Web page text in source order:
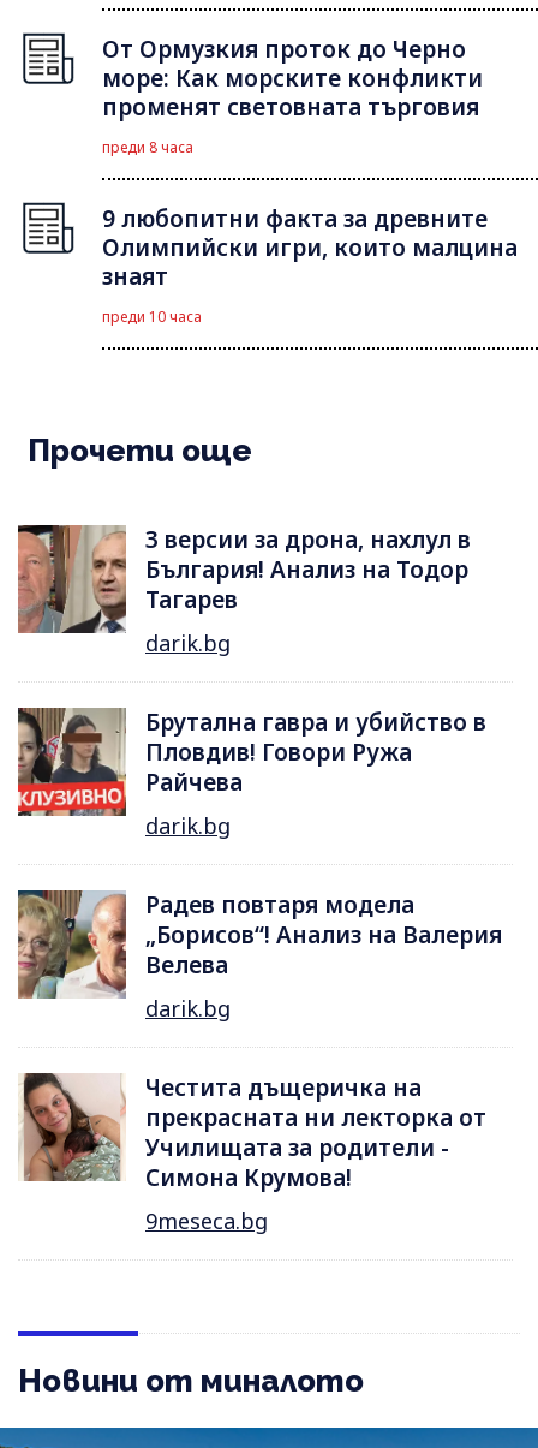
От Ормузкия проток до Черно
море: Как морските конфликти
променят световната търговия
преди 8 часа
9 любопитни факта за древните
Олимпийски игри, които малцина
знаят
преди 10 часа
Прочети още
3 версии за дрона, нахлул в
България! Анализ на Тодор
Тагарев
darik.bg
Брутална гавра и убийство в
Пловдив! Говори Ружа
Райчева
darik.bg
Радев повтаря модела
„Борисов“! Анализ на Валерия
Велева
darik.bg
Честита дъщеричка на
прекрасната ни лекторка от
Училищата за родители -
Симона Крумова!
9meseca.bg
Новини от миналото